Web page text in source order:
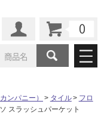
ンパニー） タイル
フロ
スラッシュパーケット